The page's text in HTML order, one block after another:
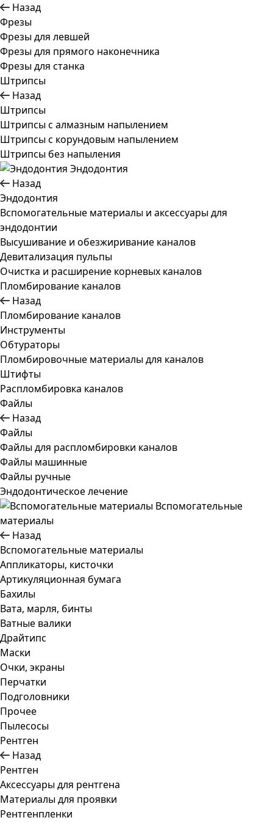
Назад
Фрезы
Фрезы для левшей
Фрезы для прямого наконечника
Фрезы для станка
Штрипсы
Назад
Штрипсы
Штрипсы c алмазным напылением
Штрипсы c корундовым напылением
Штрипсы без напыления
Эндодонтия
Назад
Эндодонтия
Вспомогательные материалы и аксессуары для
эндодонтии
Высушивание и обезжиривание каналов
Девитализация пульпы
Очистка и расширение корневых каналов
Пломбирование каналов
Назад
Пломбирование каналов
Инструменты
Обтураторы
Пломбировочные материалы для каналов
Штифты
Распломбировка каналов
Файлы
Назад
Файлы
Файлы для распломбировки каналов
Файлы машинные
Файлы ручные
Эндодонтическое лечение
Вспомогательные
материалы
Назад
Вспомогательные материалы
Аппликаторы, кисточки
Артикуляционная бумага
Бахилы
Вата, марля, бинты
Ватные валики
Драйтипс
Маски
Очки, экраны
Перчатки
Подголовники
Прочее
Пылесосы
Рентген
Назад
Рентген
Аксессуары для рентгена
Материалы для проявки
Рентгенпленки